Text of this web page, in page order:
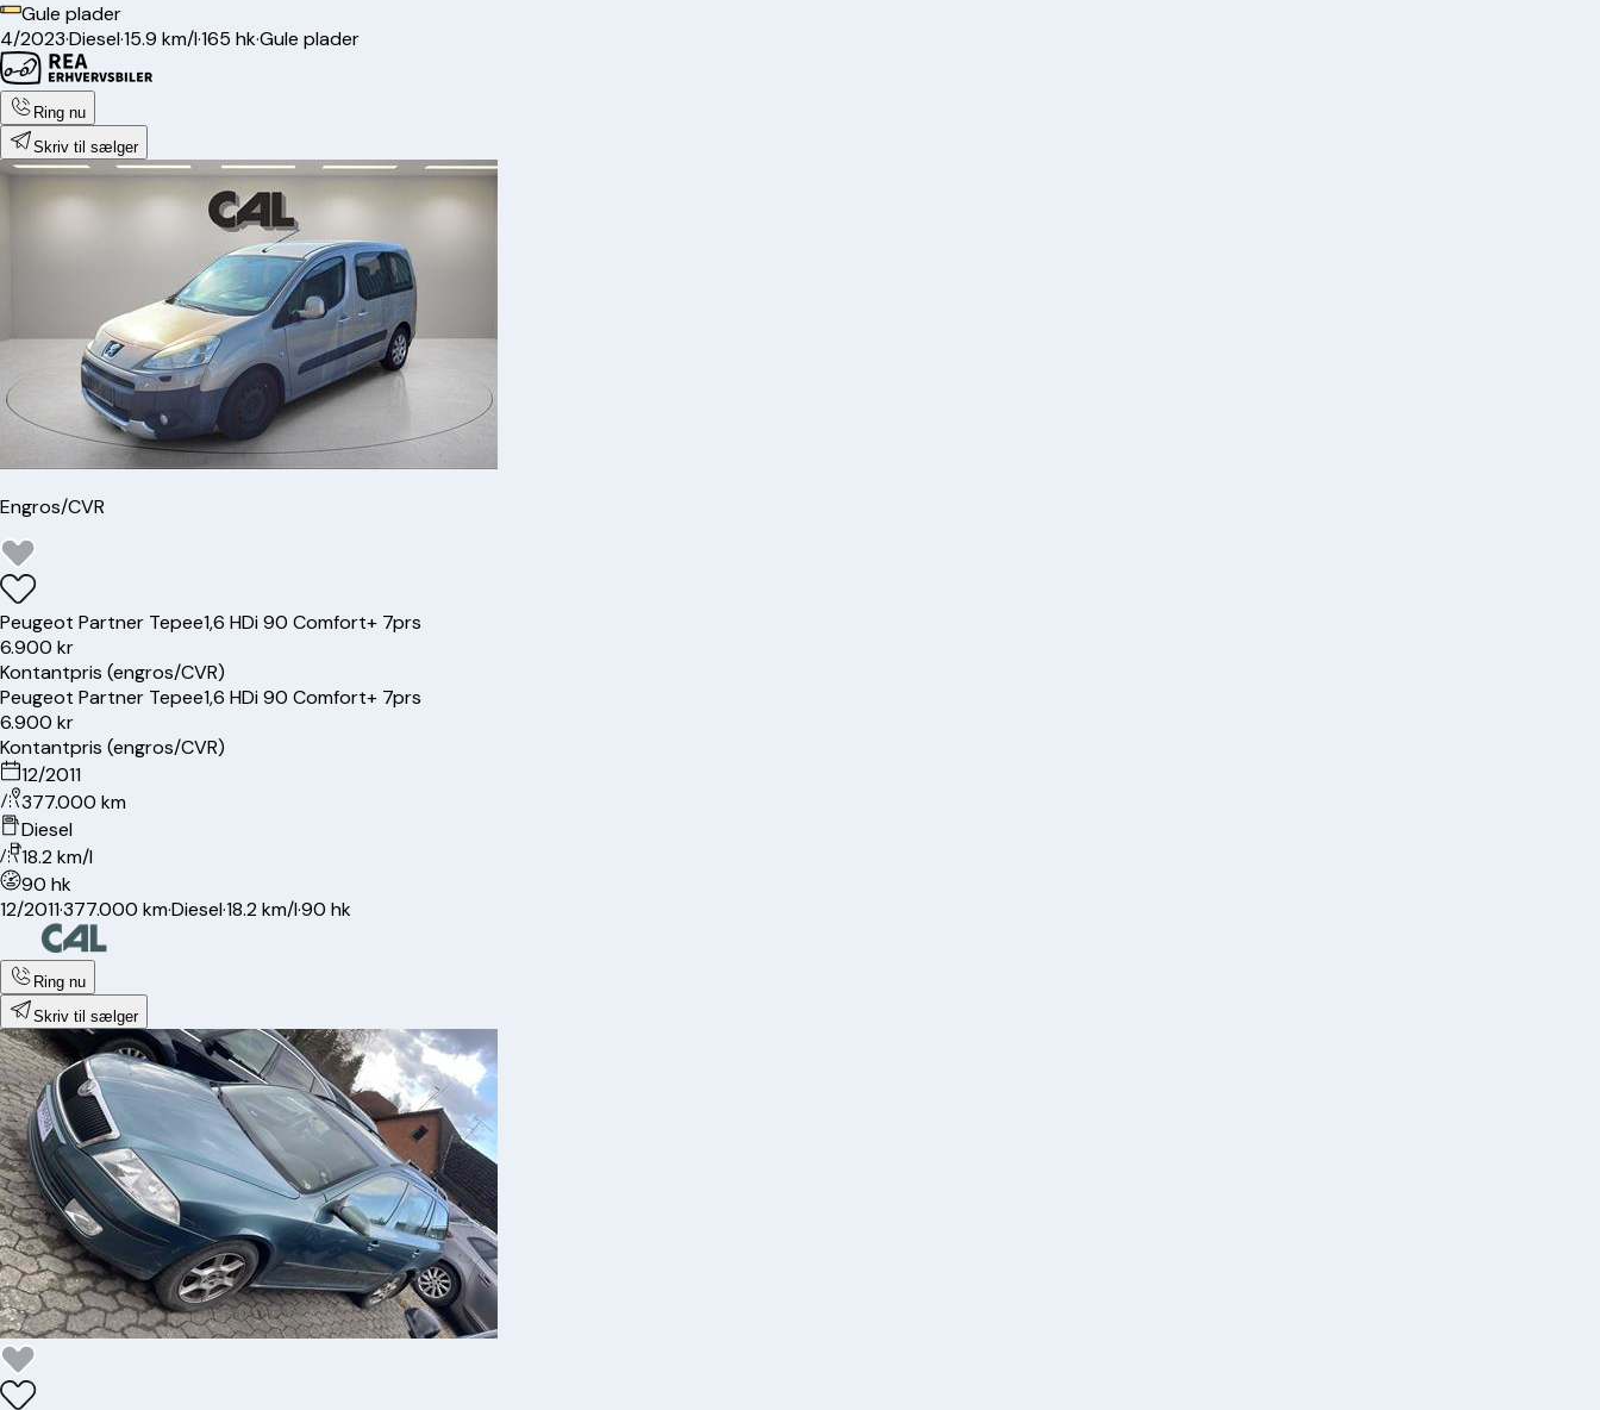
Gule plader
4/2023·Diesel·15.9 km/l·165 hk·Gule plader
Ring nu
Skriv til sælger
Engros/CVR
Peugeot Partner Tepee1,6 HDi 90 Comfort+ 7prs
6.900 kr
Kontantpris (engros/CVR)
Peugeot Partner Tepee1,6 HDi 90 Comfort+ 7prs
6.900 kr
Kontantpris (engros/CVR)
12/2011
377.000 km
Diesel
18.2 km/l
90 hk
12/2011·377.000 km·Diesel·18.2 km/l·90 hk
Ring nu
Skriv til sælger